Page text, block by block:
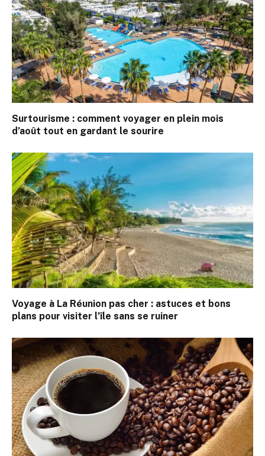
Surtourisme : comment voyager en plein mois
d’août tout en gardant le sourire
Voyage à La Réunion pas cher : astuces et bons
plans pour visiter l’île sans se ruiner